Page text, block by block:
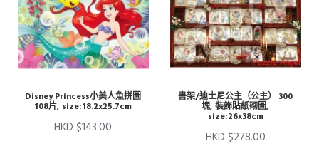
Disney Princess小美人魚拼圖
108片, size:18.2x25.7cm
HKD $143.00
書架/迪士尼公主（公主） 300
塊, 裝飾貼紙砌圖,
size:26x38cm
HKD $278.00